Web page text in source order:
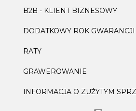
B2B - KLIENT BIZNESOWY
DODATKOWY ROK GWARANCJI
RATY
GRAWEROWANIE
INFORMACJA O ZUŻYTYM